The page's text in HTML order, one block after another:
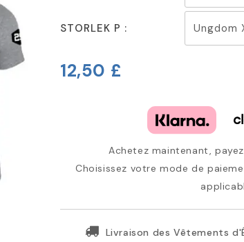
STORLEK P :
12,50 £
Achetez maintenant,
Choisissez votre mode de
Livraison des Vêtements